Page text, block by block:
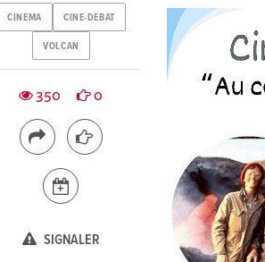
CINEMA CINE-DEBAT
VOLCAN
350 0
SIGNALER